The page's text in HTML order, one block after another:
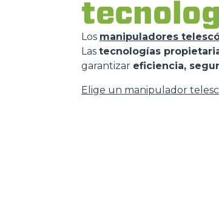
Los manipuladores
Las tecnologías
garantizar eficiencia,
Elige un manipulador